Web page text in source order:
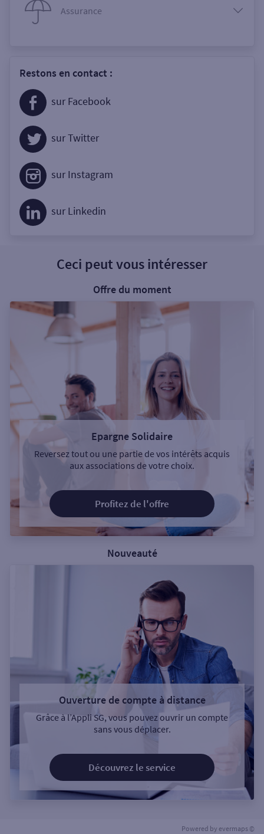
Assurance
Restons en contact :
sur Facebook
sur Twitter
sur Instagram
sur Linkedin
Ceci peut vous intéresser
Offre du moment
Epargne Solidaire
Reversez tout ou une partie de vos intérêts acquis
aux associations de votre choix.
Profitez de l'offre
Nouveauté
Ouverture de compte à distance
Grâce à l’Appli SG, vous pouvez ouvrir un compte
sans vous déplacer.
Découvrez le service
Powered by evermaps ©